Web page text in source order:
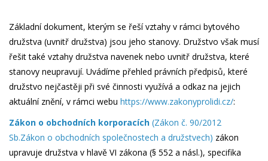
Základní dokument, kterým se řeší vztahy v rámci bytového
družstva (uvnitř družstva) jsou jeho stanovy. Družstvo však musí
řešit také vztahy družstva navenek nebo uvnitř družstva, které
stanovy neupravují. Uvádíme přehled právních předpisů, které
družstvo nejčastěji při své činnosti využívá a odkaz na jejich
aktuální znění, v rámci webu https://www.zakonyprolidi.cz/:
Zákon o obchodních korporacích (Zákon č. 90/2012
Sb.Zákon o obchodních společnostech a družstvech) zákon
upravuje družstva v hlavě VI zákona (§ 552 a násl.), specifika